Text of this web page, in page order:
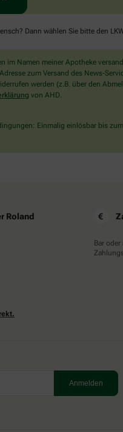
Dann wählen Sie bitte den
im Namen meiner Apotheke
zum Versand des News-
werden (z.B. über den
von AHD.
Einmalig einlösbar bis
Roland
Bar